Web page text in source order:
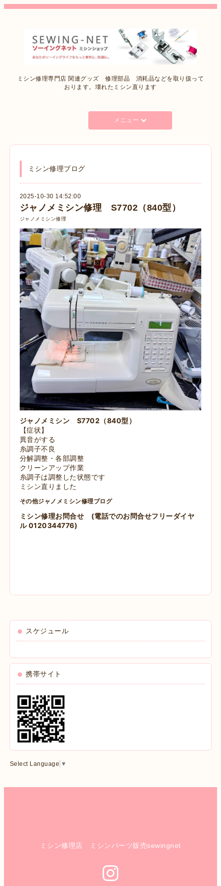
ミシン修理専門店 関連グッズ 修理部品 消耗品などを取り扱って
おります。壊れたミシン直ります
メニュー
ミシン修理ブログ
2025-10-30 14:52:00
ジャノメミシン修理 S7702（840型）
ジャノメミシン修理
ジャノメミシン S7702（840型）
【症状】
異音がする
糸調子不良
分解調整・各部調整
クリーンアップ作業
糸調子は調整した状態です
ミシン直りました
その他ジャノメミシン修理ブログ
ミシン修理お問合せ
(電話でのお問合せフリーダイヤ
ル 0120344776)
スケジュール
携帯サイト
Select Language ▼
ミシン修理店 ミシンパーツ販売sewingnet